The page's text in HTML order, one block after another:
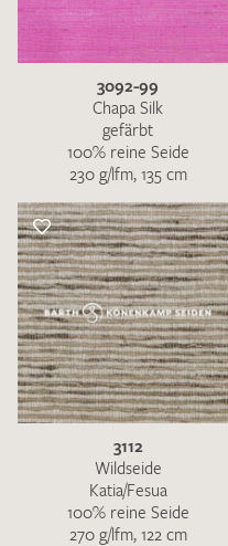
3092-99
Chapa Silk
gefärbt
100% reine Seide
230 g/lfm, 135 cm
3112
Wildseide
Katia/Fesua
100% reine Seide
270 g/lfm, 122 cm